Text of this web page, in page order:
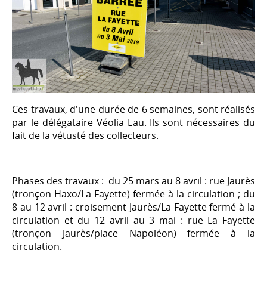
Ces travaux, d'une durée de 6 semaines, sont réalisés
par le délégataire Véolia Eau. Ils sont nécessaires du
fait de la vétusté des collecteurs.
Phases des travaux : du 25 mars au 8 avril : rue Jaurès
(tronçon Haxo/La Fayette) fermée à la circulation ; du
8 au 12 avril : croisement Jaurès/La Fayette fermé à la
circulation et du 12 avril au 3 mai : rue La Fayette
(tronçon Jaurès/place Napoléon) fermée à la
circulation.